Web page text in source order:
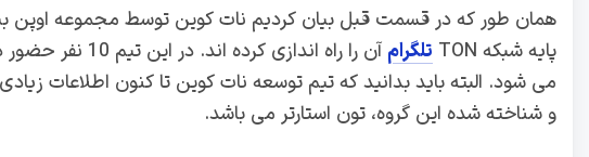
همان طور که در قسمت قبل بیان کردیم نات کوین توسط مجموعه اوپن
پایه شبکه TON
تلگرام
آن را راه
می شود. البته باید بدانید که تیم توسعه نات کوین تا کنون اطلاعات
و شناخته شده این گروه، تون استارتر می باشد.